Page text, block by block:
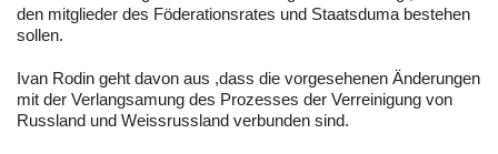
den mitglieder des Föderationsrates und Staatsduma bestehen
sollen.
Ivan Rodin geht davon aus ,dass die vorgesehenen Änderungen
mit der Verlangsamung des Prozesses der Verreinigung von
Russland und Weissrussland verbunden sind.